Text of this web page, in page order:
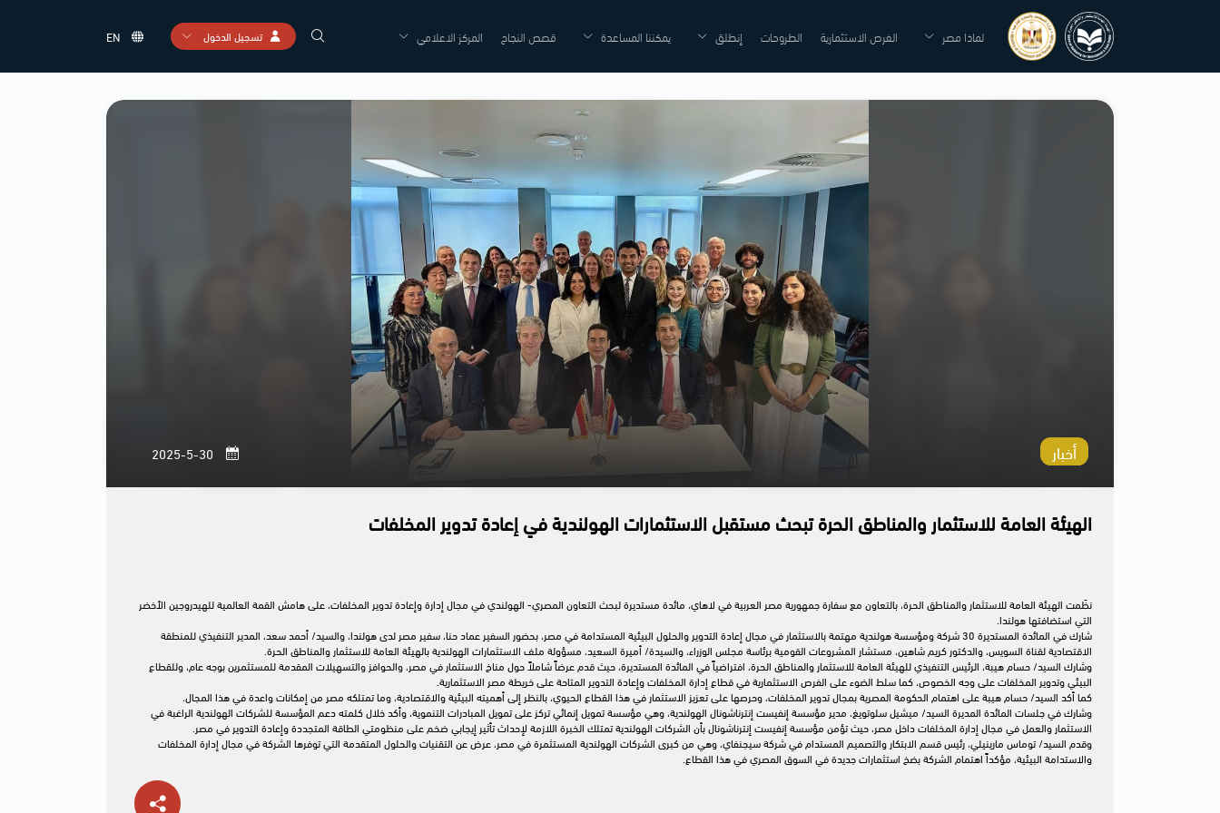
لماذا مصر الفرص الاستثمارية الطروحات إنطلق يمكننا المساعدة قصص النجاح المركز الاعلامي تسجيل الدخول EN
أخبار 30-5-2025
الهيئة العامة للاستثمار والمناطق الحرة تبحث مستقبل الاستثمارات الهولندية في إعادة تدوير المخلفات
نظّمت الهيئة العامة للاستثمار والمناطق الحرة، بالتعاون مع سفارة جمهورية مصر العربية في لاهاي، مائدة مستديرة لبحث التعاون المصري- الهولندي في مجال إدارة وإعادة تدوير المخلفات، على هامش القمة العالمية للهيدروجين الأخضر
التي استضافتها هولندا.
شارك في المائدة المستديرة 30 شركة ومؤسسة هولندية مهتمة بالاستثمار في مجال إعادة التدوير والحلول البيئية المستدامة في مصر، بحضور السفير عماد حنا، سفير مصر لدى هولندا، والسيد/ أحمد سعد، المدير التنفيذي للمنطقة
الاقتصادية لقناة السويس، والدكتور كريم شاهين، مستشار المشروعات القومية برئاسة مجلس الوزراء، والسيدة/ أميرة السعيد، مسؤولة ملف الاستثمارات الهولندية بالهيئة العامة للاستثمار والمناطق الحرة.
وشارك السيد/ حسام هيبة، الرئيس التنفيذي للهيئة العامة للاستثمار والمناطق الحرة، افتراضياً في المائدة المستديرة، حيث قدم عرضاً شاملاً حول مناخ الاستثمار في مصر، والحوافز والتسهيلات المقدمة للمستثمرين بوجه عام، وللقطاع
البيئي وتدوير المخلفات على وجه الخصوص، كما سلط الضوء على الفرص الاستثمارية في قطاع إدارة المخلفات وإعادة التدوير المتاحة على خريطة مصر الاستثمارية.
كما أكد السيد/ حسام هيبة على اهتمام الحكومة المصرية بمجال تدوير المخلفات، وحرصها على تعزيز الاستثمار في هذا القطاع الحيوي، بالنظر إلى أهميته البيئية والاقتصادية، وما تمتلكه مصر من إمكانات واعدة في هذا المجال.
وشارك في جلسات المائدة المديرة السيد/ ميشيل سلوتويغ، مدير مؤسسة إنفيست إنترناشونال الهولندية، وهي مؤسسة تمويل إنمائي تركز على تمويل المبادرات التنموية، وأكد خلال كلمته دعم المؤسسة للشركات الهولندية الراغبة في
الاستثمار والعمل في مجال إدارة المخلفات داخل مصر، حيث تؤمن مؤسسة إنفيست إنترناشونال بأن الشركات الهولندية تمتلك الخبرة اللازمة لإحداث تأثير إيجابي ضخم على منظومتي الطاقة المتجددة وإعادة التدوير في مصر.
وقدم السيد/ توماس مارينيلي، رئيس قسم الابتكار والتصميم المستدام في شركة سيجنفاي، وهي من كبرى الشركات الهولندية المستثمرة في مصر، عرض عن التقنيات والحلول المتقدمة التي توفرها الشركة في مجال إدارة المخلفات
والاستدامة البيئية، مؤكداً اهتمام الشركة بضخ استثمارات جديدة في السوق المصري في هذا القطاع.